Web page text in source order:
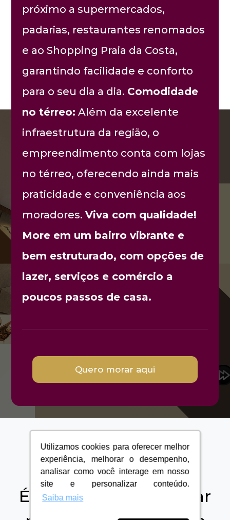
Utilizamos cookies para oferecer melhor
experiência, melhorar o desempenho,
analisar como você interage em nosso
site e personalizar conteúdo.
Saiba mais
Utilizamos cookies para oferecer melhor
experiência, melhorar o desempenho,
analisar como você interage em nosso
site e personalizar conteúdo.
Saiba mais
próximo a supermercados,
padarias, restaurantes renomados
e ao Shopping Praia da Costa,
garantindo facilidade e conforto
para o seu dia a dia. Comodidade
no térreo: Além da excelente
infraestrutura da região, o
empreendimento conta com lojas
no térreo, oferecendo ainda mais
praticidade e conveniência aos
moradores.Viva com qualidade!
More em um bairro vibrante e
bem estruturado, com opções de
lazer, serviços e comércio a
poucos passos de casa.
Quero morar aqui
Localização Privilegiada
É sua chance de morar